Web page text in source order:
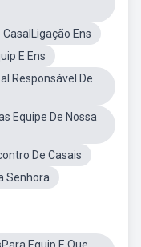
Ens
E Ens
Responsável De
Equipe De Nossa
De Casais
Senhora